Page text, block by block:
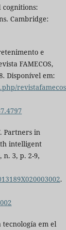
cognitions:
Cambridge:
e
FAMECOS,
Disponível em:
Partners in
intelligent
n. 3, p. 2-9,
.
tecnología em el